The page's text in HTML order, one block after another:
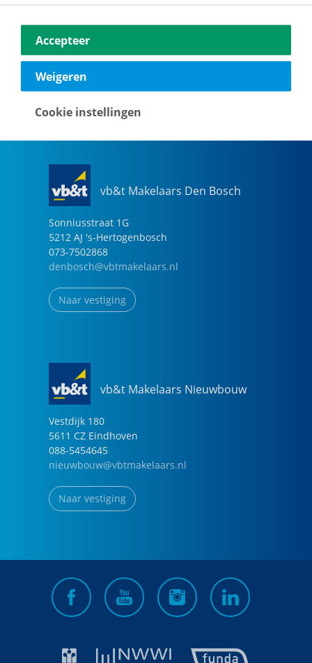
Vestdijk 180
5611 CZ Eindhoven
040-2696949
vb&t Makelaars Den Bosch
Sonniusstraat 1G
5212 AJ 's-Hertogenbosch
073-7502868
denbosch@vbtmakelaars.nl
Naar vestiging
vb&t Makelaars Nieuwbouw
Vestdijk 180
5611 CZ Eindhoven
088-5454645
nieuwbouw@vbtmakelaars.nl
Naar vestiging
Accepteer
Weigeren
Cookie instellingen